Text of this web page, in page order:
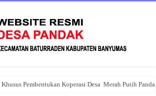
Khusus Pembentukan Koperasi Desa Merah Putih